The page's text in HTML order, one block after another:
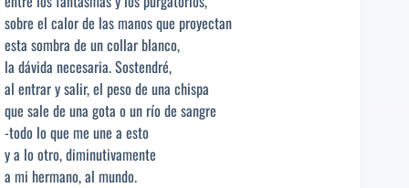
sobre el calor de las manos que proyectan
esta sombra de un collar blanco,
la dávida necesaria. Sostendré,
al entrar y salir, el peso de una chispa
que sale de una gota o un río de sangre
-todo lo que me une a esto
y a lo otro, diminutivamente
a mi hermano, al mundo.